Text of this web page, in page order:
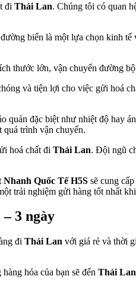
đi Thái Lan. Chúng tôi có quan
biển là một lựa chọn kinh
thước lớn, vận chuyển đường
và tiện lợi cho việc gửi hoá
quản đặc biệt như nhiệt độ hay
quá trình vận chuyển.
hoá chất đi Thái Lan. Đội ngũ
Quốc Tế H5S sẽ cung
trải nghiệm gửi hàng tốt nhất
3 ngày
đi Thái Lan với giá rẻ và thời
hóa của bạn sẽ đến Thái Lan